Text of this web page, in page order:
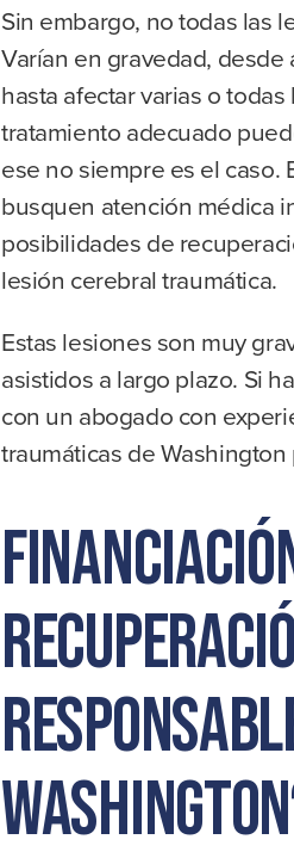
Sin embargo, no todas las
Varían en gravedad,
hasta afectar varias o
tratamiento adecuado
ese no siempre es el caso.
busquen atención médica
posibilidades de
lesión cerebral traumática.
Estas lesiones son muy
asistidos a largo plazo. Si
con un abogado con
traumáticas de